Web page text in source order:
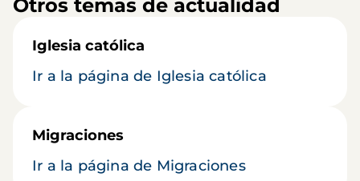
Otros temas de actualidad
Iglesia católica
Ir a la página de Iglesia católica
Migraciones
Ir a la página de Migraciones